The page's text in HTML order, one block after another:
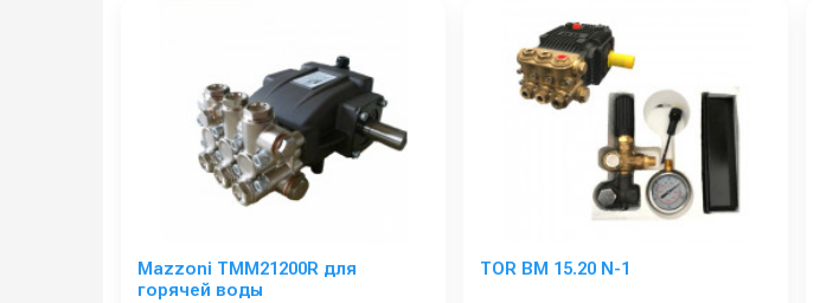
Mazzoni TMM21200R для
горячей воды
TOR BM 15.20 N-1